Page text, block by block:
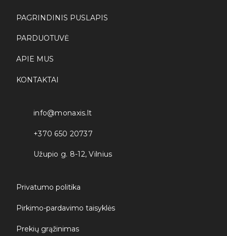
*
PAGRINDINIS PUSLAPIS
PARDUOTUVĖ
APIE MUS
KONTAKTAI
info@monaxis.lt
+370 650 20737
Užupio g. 8-12, Vilnius
Privatumo politika
Pirkimo-pardavimo taisyklės
Prekių grąžinimas